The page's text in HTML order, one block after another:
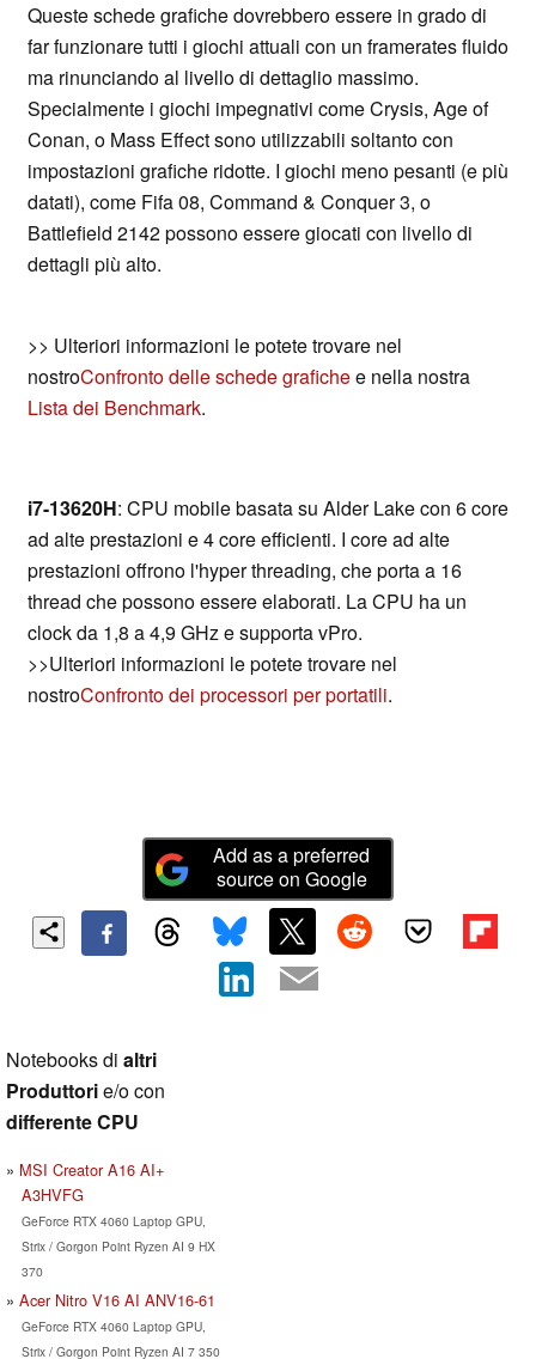
Queste schede grafiche dovrebbero essere in grado di
far funzionare tutti i giochi attuali con un framerates fluido
ma rinunciando al livello di dettaglio massimo.
Specialmente i giochi impegnativi come Crysis, Age of
Conan, o Mass Effect sono utilizzabili soltanto con
impostazioni grafiche ridotte. I giochi meno pesanti (e più
datati), come Fifa 08, Command & Conquer 3, o
Battlefield 2142 possono essere giocati con livello di
dettagli più alto.
>> Ulteriori informazioni le potete trovare nel
nostroConfronto delle schede grafichee nella nostra
Lista dei Benchmark.
i7-13620H: CPU mobile basata su Alder Lake con 6 core
ad alte prestazioni e 4 core efficienti. I core ad alte
prestazioni offrono l'hyper threading, che porta a 16
thread che possono essere elaborati. La CPU ha un
clock da 1,8 a 4,9 GHz e supporta vPro.
>>Ulteriori informazioni le potete trovare nel
nostroConfronto dei processori per portatili.
Add as a preferred
source on Google
Notebooks di altri
Produttorie/o con
differente CPU
MSI Creator A16 AI+
A3HVFG
GeForce RTX 4060 Laptop GPU,
Strix / Gorgon Point Ryzen AI 9 HX
370
Acer Nitro V16 AI ANV16-61
GeForce RTX 4060 Laptop GPU,
Strix / Gorgon Point Ryzen AI 7 350